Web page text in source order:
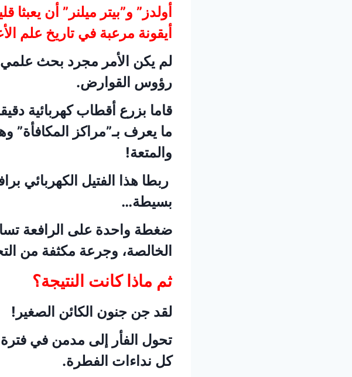
أولدز” و”بيتر ميلنر” أن
أيقونة مرعبة في تاريخ علم
لم يكن الأمر مجرد بحث
رؤوس القوارض.
قاما بزرع أقطاب كهربائية
ما يعرف بـ”مراكز المكافأة”
والمتعة!
ربطا هذا الفتيل الكهربائي
بسيطة…
ضغطة واحدة على الرافعة
الخالصة، وجرعة مكثفة من
ثم ماذا كانت النتيجة؟
لقد جن جنون الكائن الصغير!
تحول الفأر إلى مدمن في
كل نداءات الفطرة.